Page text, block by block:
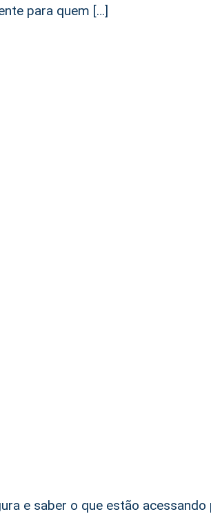
para quem […]
e saber o que estão acessando